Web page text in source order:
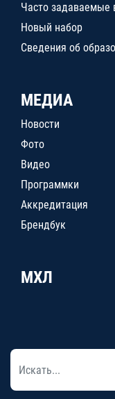
Часто задаваемые
Новый набор
Сведения об
МЕДИА
Новости
Фото
Видео
Программки
Аккредитация
Брендбук
МХЛ